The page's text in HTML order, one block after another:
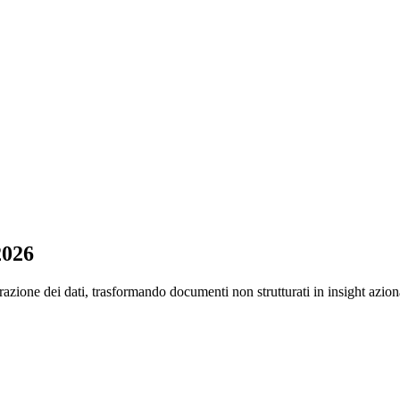
dei dati, trasformando documenti non strutturati in insight